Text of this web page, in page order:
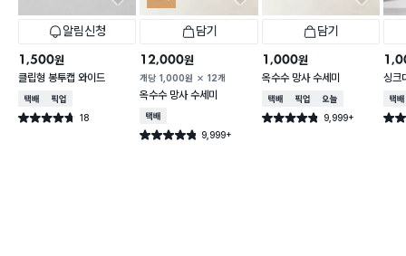
알림신청
1,500원
클립형 봉투캡 와이드
택배배송매장픽업
별점 4.7점 18
건 작성
담기
12,000원
개당 1,000원 12개
옥수수 망사 수세미
택배배송
별점 4.8점 9,999+
건 작성
담기
1,000원
옥수수 망사 수세미
택배배송매장픽업오늘배송
별점 4.8점 9,999+
건 작성
싱크
택배
별점